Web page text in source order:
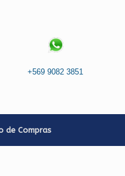
+569 9082 3851
de Compras